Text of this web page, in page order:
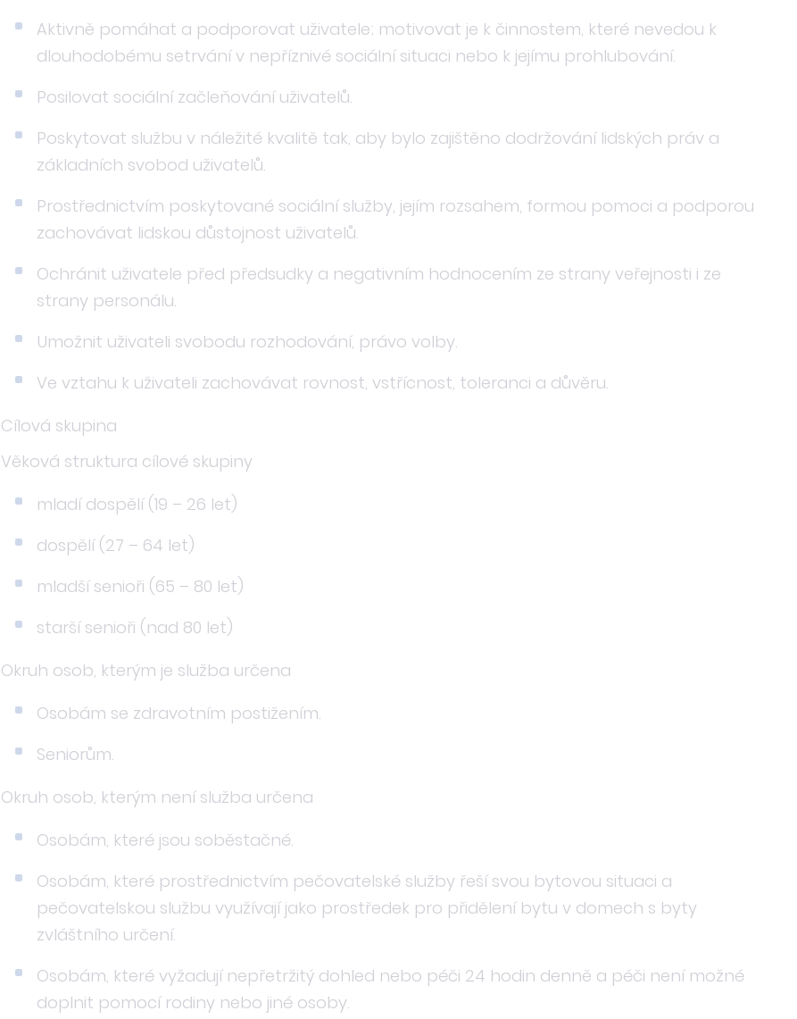
Aktivně pomáhat a podporovat uživatele; motivovat je k činnostem, které nevedou k
dlouhodobému setrvání v nepříznivé sociální situaci nebo k jejímu prohlubování.
Posilovat sociální začleňování uživatelů.
Poskytovat službu v náležité kvalitě tak, aby bylo zajištěno dodržování lidských práv a
základních svobod uživatelů.
Prostřednictvím poskytované sociální služby, jejím rozsahem, formou pomoci a podporou
zachovávat lidskou důstojnost uživatelů.
Ochránit uživatele před předsudky a negativním hodnocením ze strany veřejnosti i ze
strany personálu.
Umožnit uživateli svobodu rozhodování, právo volby.
Ve vztahu k uživateli zachovávat rovnost, vstřícnost, toleranci a důvěru.
Cílová skupina
Věková struktura cílové skupiny
mladí dospělí (19 – 26 let)
dospělí (27 – 64 let)
mladší senioři (65 – 80 let)
starší senioři (nad 80 let)
Okruh osob, kterým je služba určena
Osobám se zdravotním postižením.
Seniorům.
Okruh osob, kterým není služba určena
Osobám, které jsou soběstačné.
Osobám, které prostřednictvím pečovatelské služby řeší svou bytovou situaci a
pečovatelskou službu využívají jako prostředek pro přidělení bytu v domech s byty
zvláštního určení.
Osobám, které vyžadují nepřetržitý dohled nebo péči 24 hodin denně a péči není možné
doplnit pomocí rodiny nebo jiné osoby.